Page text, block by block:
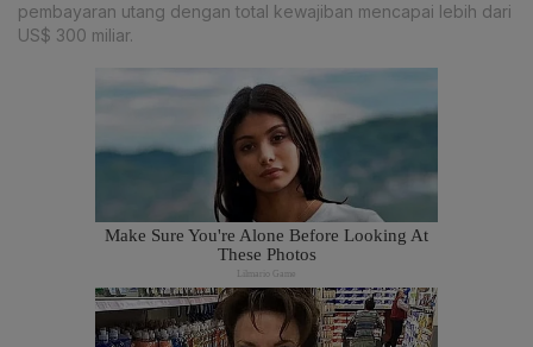
pembayaran utang dengan total kewajiban mencapai lebih dari
US$ 300 miliar.